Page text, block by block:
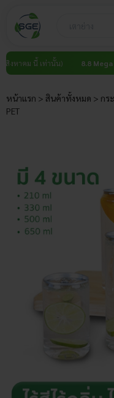
content
นี้ เท่านั้น) 8.8 Mega Sale
หน้าแรก > สินค้าทั้งหมด > กร
PET